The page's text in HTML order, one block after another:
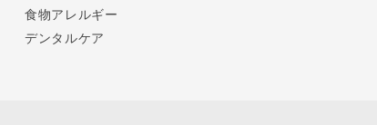
食物アレルギー
デンタルケア